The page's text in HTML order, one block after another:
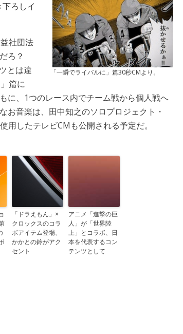
「一瞬でライバルに」篇30秒CMより。
ろしイ
社団法
ろ？
とは違
篇に
に、1つのレース内でチーム戦から個人戦へ
お音楽は、田中知之のソロプロジェクト・
用したテレビCMも公開される予定だ。
「ドラえもん」×
クロックスのコラ
ボアイテム登場、
かかとの鈴がアク
セント
アニメ「進撃の巨
人」が「世界陸
上」とコラボ、日
本を代表するコン
テンツとして